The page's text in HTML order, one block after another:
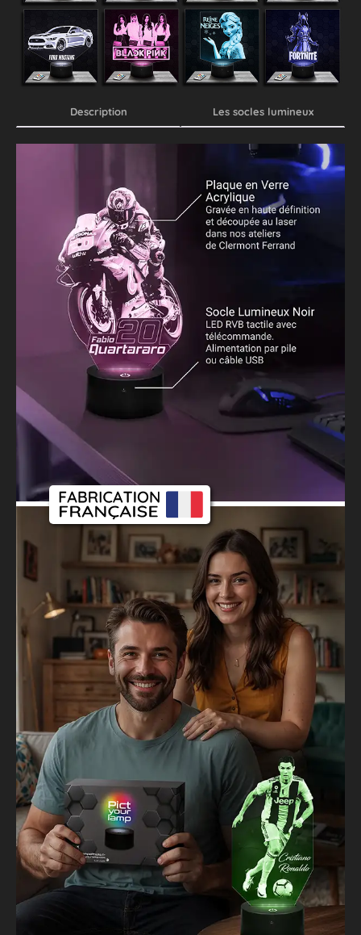
Description Les socles lumineux